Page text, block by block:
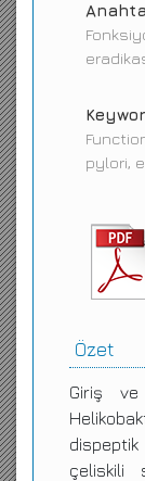
pylori,
Özet
Giriş ve
çeliskili